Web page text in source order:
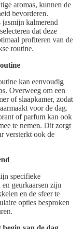
aromas, kunnen de
bevorderen.
kalmerend
dat deze
profiteren van de
routine.
kan eenvoudig
Overweeg om een
of slaapkamer, zodat
voor de dag.
of parfum kan ook
te nemen. Dit zorgt
versterkt ook de
specifieke
geurkaarsen zijn
en de sfeer te
opties besproken